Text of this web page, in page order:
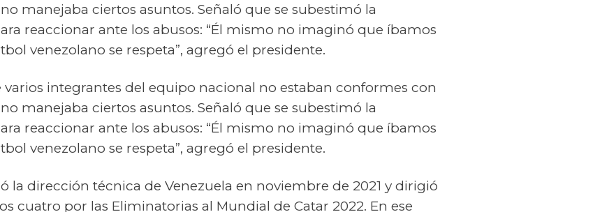
manejaba ciertos asuntos. Señaló que se subestimó la
reaccionar ante los abusos: “Él mismo no imaginó que íbamos
venezolano se respeta”, agregó el presidente.
integrantes del equipo nacional no estaban conformes con
manejaba ciertos asuntos. Señaló que se subestimó la
reaccionar ante los abusos: “Él mismo no imaginó que íbamos
venezolano se respeta”, agregó el presidente.
la dirección técnica de Venezuela en noviembre de 2021 y dirigió
cuatro por las Eliminatorias al Mundial de Catar 2022. En ese